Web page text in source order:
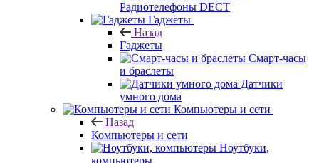
Радиотелефоны DECT
Гаджеты
Назад
Гаджеты
Смарт-часы
и браслеты
Датчики
умного дома
Компьютеры и сети
Назад
Компьютеры и сети
Ноутбуки,
компьютеры